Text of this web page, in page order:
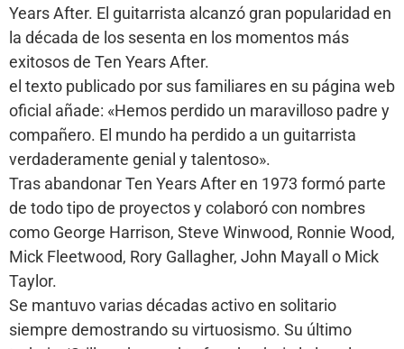
Years After. El guitarrista alcanzó gran popularidad en
la década de los sesenta en los momentos más
exitosos de Ten Years After.
el texto publicado por sus familiares en su página web
oficial añade: «Hemos perdido un maravilloso padre y
compañero. El mundo ha perdido a un guitarrista
verdaderamente genial y talentoso».
Tras abandonar Ten Years After en 1973 formó parte
de todo tipo de proyectos y colaboró con nombres
como George Harrison, Steve Winwood, Ronnie Wood,
Mick Fleetwood, Rory Gallagher, John Mayall o Mick
Taylor.
Se mantuvo varias décadas activo en solitario
siempre demostrando su virtuosismo. Su último